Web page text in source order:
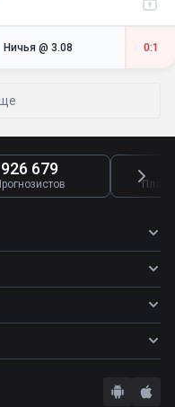
Ничья @ 3.08 0:1
926 679